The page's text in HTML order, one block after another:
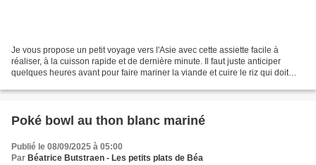
Je vous propose un petit voyage vers l'Asie avec cette assiette facile à
réaliser, à la cuisson rapide et de dernière minute. Il faut juste anticiper
quelques heures avant pour faire mariner la viande et cuire le riz qui doit
Poké bowl au thon blanc mariné
Publié le 08/09/2025 à 05:00
Par Béatrice Butstraen - Les petits plats de Béa